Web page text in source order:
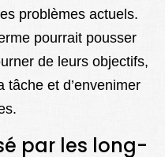
problèmes actuels.
pourrait pousser
de leurs objectifs,
tâche et d’envenimer
par les long-